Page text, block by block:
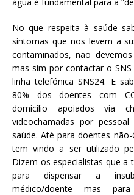
No que respeita à saúde
sintomas que nos levem a
contaminados,não
mas sim por contactar o SNS
linha telefónica SNS24. E
80% dos doentes com
domicílio apoiados via
videochamadas por
saúde. Até para doentes
tem vindo a ser utilizado
Dizem os especialistas que a
para dispensar a
médico/doente mas